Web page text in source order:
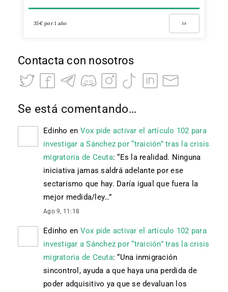
35€ por 1 año Ir
Contacta con nosotros
Se está comentando…
Edinho en Vox pide activar el artículo 102 para
investigar a Sánchez por “traición” tras la crisis
migratoria de Ceuta: “Es la realidad. Ninguna
iniciativa jamas saldrá adelante por ese
sectarismo que hay. Daría igual que fuera la
mejor medida/ley…”
Ago 9, 11:18
Edinho en Vox pide activar el artículo 102 para
investigar a Sánchez por “traición” tras la crisis
migratoria de Ceuta: “Una inmigración
sincontrol, ayuda a que haya una perdida de
poder adquisitivo ya que se devaluan los